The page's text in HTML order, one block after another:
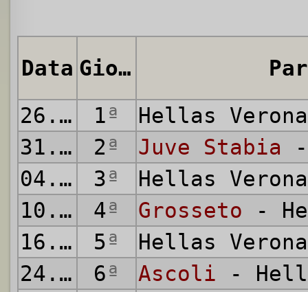
Data Giornata
26.08.2011
1ª
Hellas
31.08.2011
2ª Juve Stabia
04.09.2011
3ª
Hellas
10.09.2011
4ª Grosseto -
16.09.2011
5ª
Hellas
24.09.2011
6ª Ascoli -